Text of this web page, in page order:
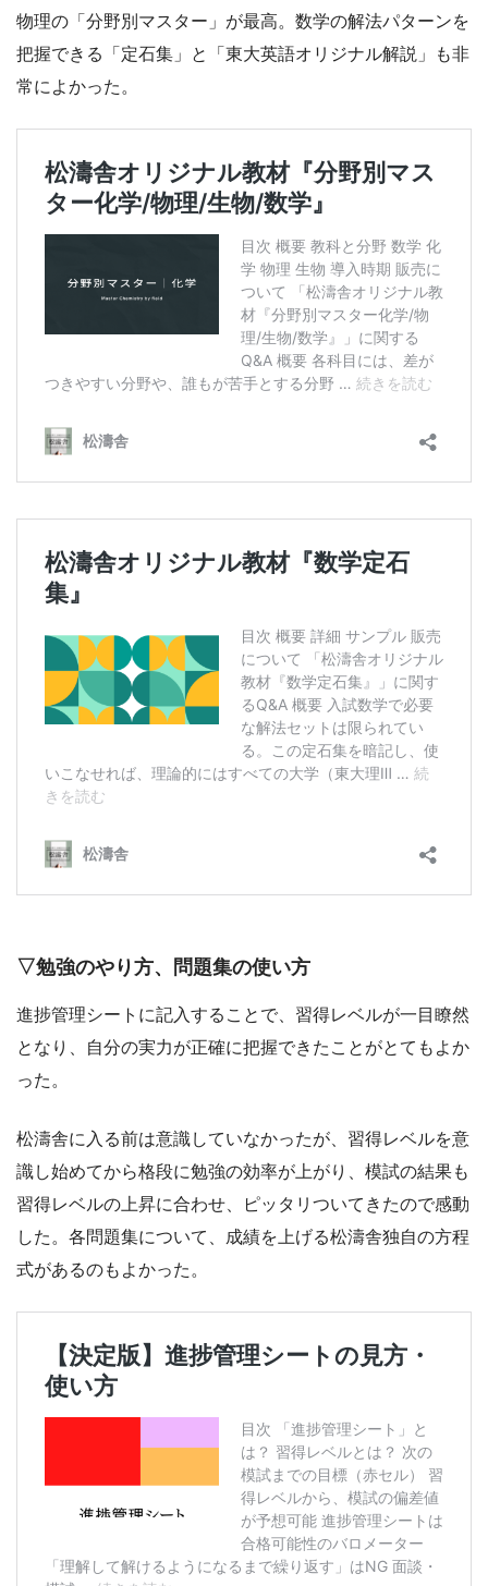
物理の「分野別マスター」が最高。数学の解法パターンを
把握できる「定石集」と「東大英語オリジナル解説」も非
常によかった。
▽勉強のやり方、問題集の使い方
進捗管理シートに記入することで、習得レベルが一目瞭然
となり、自分の実力が正確に把握できたことがとてもよか
った。
松濤舎に入る前は意識していなかったが、習得レベルを意
識し始めてから格段に勉強の効率が上がり、模試の結果も
習得レベルの上昇に合わせ、ピッタリついてきたので感動
した。各問題集について、成績を上げる松濤舎独自の方程
式があるのもよかった。